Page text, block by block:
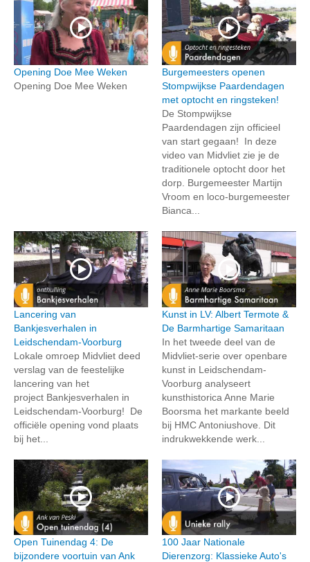
Opening Doe Mee Weken
Opening Doe Mee Weken
Burgemeesters openen
Stompwijkse Paardendagen
met optocht en ringsteken!
De Stompwijkse
Paardendagen zijn officieel
van start gegaan! In deze
video van Midvliet zie je de
traditionele optocht door het
dorp. Burgemeester Martijn
Vroom en loco-burgemeester
Bianca...
Lancering van
Bankjesverhalen in
Leidschendam-Voorburg
Lokale omroep Midvliet deed
verslag van de feestelijke
lancering van het
project Bankjesverhalen in
Leidschendam-Voorburg! De
officiële opening vond plaats
bij het...
Kunst in LV: Albert Termote &
De Barmhartige Samaritaan
In het tweede deel van de
Midvliet-serie over openbare
kunst in Leidschendam-
Voorburg analyseert
kunsthistorica Anne Marie
Boorsma het markante beeld
bij HMC Antoniushove. Dit
indrukwekkende werk...
Open Tuinendag 4: De
bijzondere voortuin van Ank
100 Jaar Nationale
Dierenzorg: Klassieke Auto's